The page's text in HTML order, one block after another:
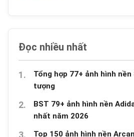
Đọc nhiều nhất
Tổng hợp 77+ ảnh hình
tượng
BST 79+ ảnh hình nền
nhất năm 2026
Top 150 ảnh hình nền